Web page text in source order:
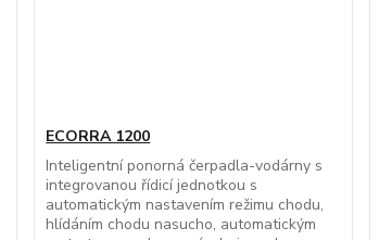
ECORRA 1200
Inteligentní ponorná čerpadla-vodárny s
integrovanou řídicí jednotkou s
automatickým nastavením režimu chodu,
hlídáním chodu nasucho, automatickým